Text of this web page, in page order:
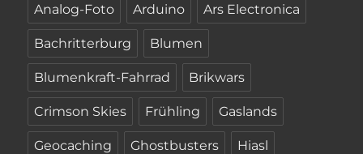
Analog-Foto Arduino Ars Electronica
Bachritterburg Blumen
Blumenkraft-Fahrrad Brikwars
Crimson Skies Frühling Gaslands
Geocaching Ghostbusters Hiasl